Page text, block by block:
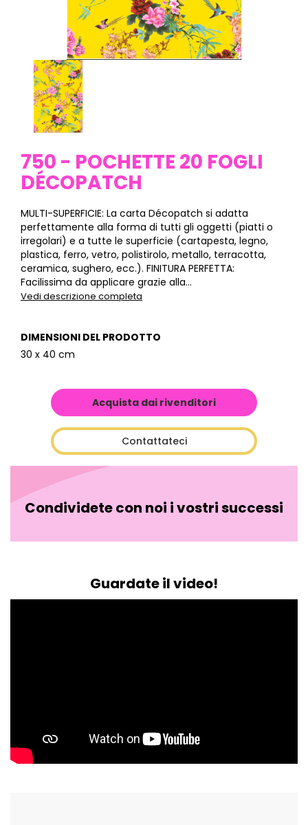
750 - POCHETTE 20 FOGLI
DÉCOPATCH
MULTI-SUPERFICIE: La carta Décopatch si adatta
perfettamente alla forma di tutti gli oggetti (piatti o
irregolari) e a tutte le superficie (cartapesta, legno,
plastica, ferro, vetro, polistirolo, metallo, terracotta,
ceramica, sughero, ecc.). FINITURA PERFETTA:
Facilissima da applicare grazie alla...
Vedi descrizione completa
DIMENSIONI DEL PRODOTTO
30 x 40 cm
Acquista dai rivenditori
Contattateci
Condividete con noi i vostri successi
Guardate il video!